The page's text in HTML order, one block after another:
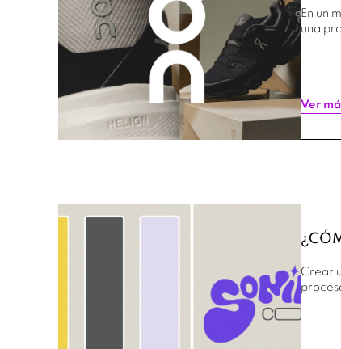
En un
una
Ver
Crear